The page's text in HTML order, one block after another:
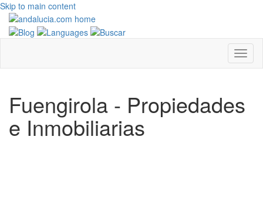
Skip to main content
Fuengirola - Propiedades
e Inmobiliarias